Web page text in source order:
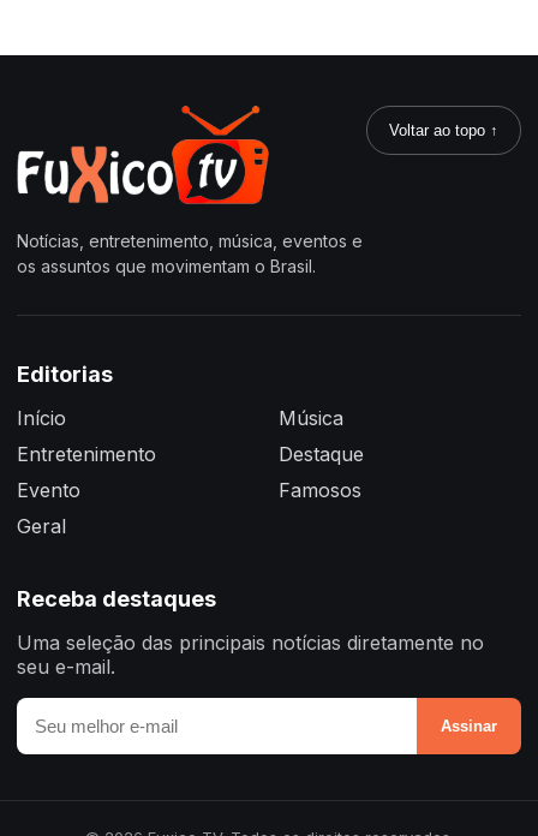
Notícias, entretenimento, música, eventos e
os assuntos que movimentam o Brasil.
Voltar ao topo ↑
Editorias
Início
Entretenimento
Evento
Geral
Música
Destaque
Famosos
Receba destaques
Uma seleção das principais notícias diretamente no
seu e-mail.
Assinar